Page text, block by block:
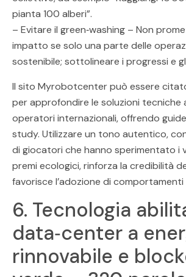
pianta 100 alberi”.
– Evitare il green‑washing – Non
impatto se solo una parte delle
sostenibile; sottolineare i progressi e
Il sito Myrobotcenter può essere
per approfondire le soluzioni
operatori internazionali, offrendo
study. Utilizzare un tono autentico,
di giocatori che hanno sperimentato i
premi ecologici, rinforza la credibilità
favorisce l’adozione di comportamenti
6. Tecnologia
data‑center a
rinnovabile e